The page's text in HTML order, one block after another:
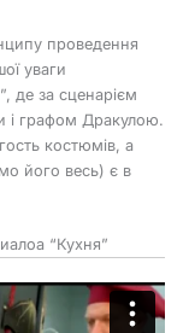
проведення
уваги
де за сценарієм
і графом Дракулою.
костюмів, а
його весь) є в
“Кухня”